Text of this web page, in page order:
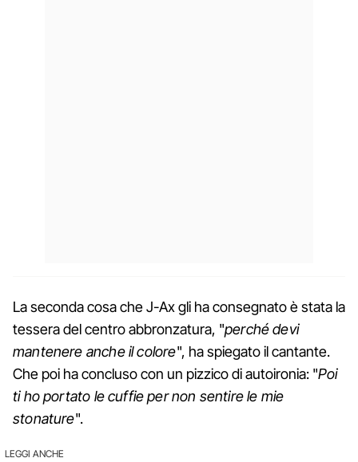
La seconda cosa che J-Ax gli ha consegnato è stata la
tessera del centro abbronzatura, "perché devi
mantenere anche il colore", ha spiegato il cantante.
Che poi ha concluso con un pizzico di autoironia: "Poi
ti ho portato le cuffie per non sentire le mie
stonature".
LEGGI ANCHE